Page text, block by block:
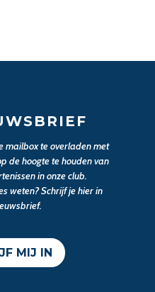
mailbox te overladen met
de hoogte te houden van
in onze club.
weten? Schrijf je hier in
MIJ IN